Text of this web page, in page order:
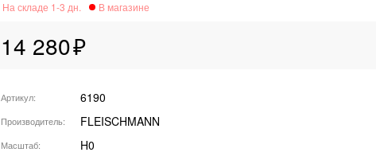
14 280
Артикул 6190
Производитель FLEISCHMANN
Масштаб H0